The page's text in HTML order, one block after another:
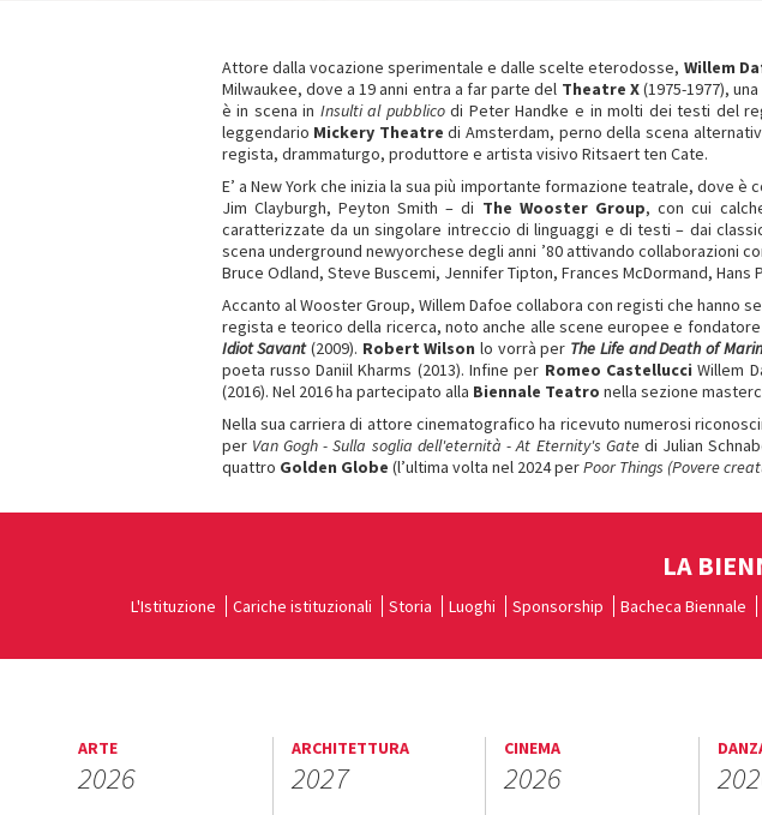
Attore dalla vocazione sperimentale e dalle scelte eterodosse, Willem
Milwaukee, dove a 19 anni entra a far parte del Theatre X(1975-1977),
è in scena in Insulti al pubblicodi Peter Handke e in molti dei testi del
leggendario Mickery Theatre di Amsterdam, perno della scena
regista, drammaturgo, produttore e artista visivo Ritsaert ten Cate.
E’ a New York che inizia la sua più importante formazione teatrale, dove
Jim Clayburgh, Peyton Smith – di The Wooster Group, con cui
caratterizzate da un singolare intreccio di linguaggi e di testi – dai
scena underground newyorchese degli anni ’80 attivando collaborazioni
Bruce Odland, Steve Buscemi, Jennifer Tipton, Frances McDormand, Hans
Accanto al Wooster Group, Willem Dafoe collabora con registi che hanno
regista e teorico della ricerca, noto anche alle scene europee e
Idiot Savant(2009). Robert Wilson lo vorrà per The Life and Death of
poeta russo Daniil Kharms (2013). Infine per Romeo Castellucci Willem
(2016). Nel 2016 ha partecipato alla Biennale Teatro nella sezione
Nella sua carriera di attore cinematografico ha ricevuto numerosi
per Van Gogh - Sulla soglia dell'eternità - At Eternity's Gatedi Julian
quattro Golden Globe (l’ultima volta nel 2024 perPoor Things (Povere
LA
L'Istituzione Cariche istituzionali Storia Luoghi Sponsorship Bacheca Biennale
ARTE
2026
ARCHITETTURA
2027
CINEMA
2026